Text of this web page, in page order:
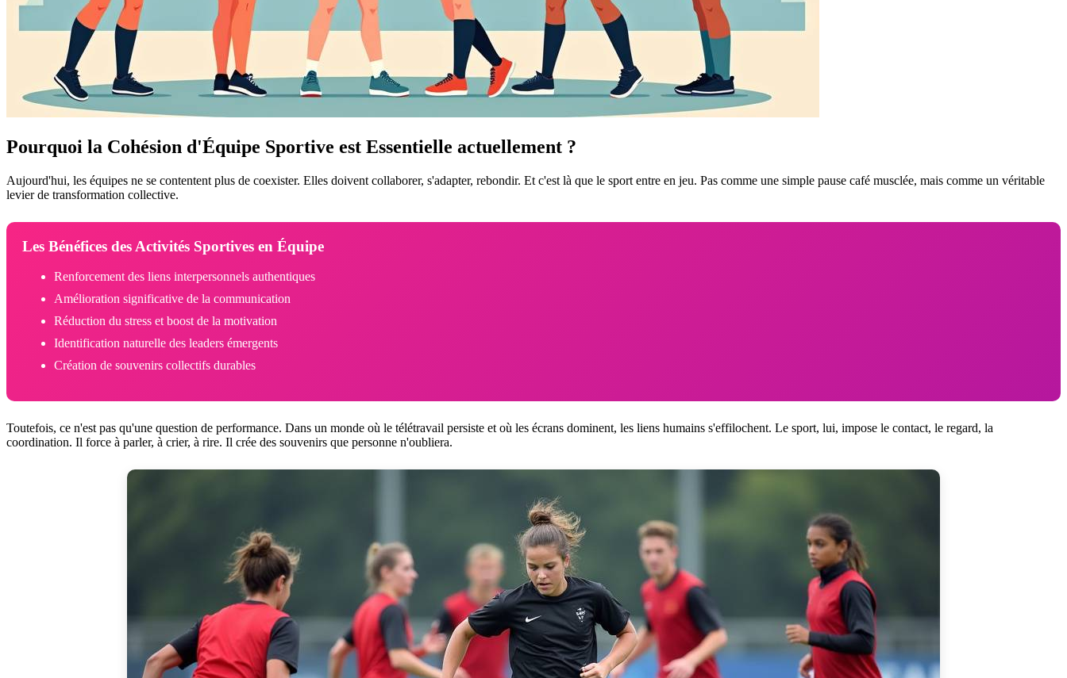
Pourquoi la Cohésion d'Équipe Sportive est Essentielle actuellement ?
Aujourd'hui, les équipes ne se contentent plus de coexister. Elles doivent collaborer, s'adapter, rebondir. Et c'est là que le sport entre en jeu. Pas comme une simple pause café musclée, mais comme un véritable
levier de transformation collective.
Les Bénéfices des Activités Sportives en Équipe
Renforcement des liens interpersonnels authentiques
Amélioration significative de la communication
Réduction du stress et boost de la motivation
Identification naturelle des leaders émergents
Création de souvenirs collectifs durables
Toutefois, ce n'est pas qu'une question de performance. Dans un monde où le télétravail persiste et où les écrans dominent, les liens humains s'effilochent. Le sport, lui, impose le contact, le regard, la
coordination. Il force à parler, à crier, à rire. Il crée des souvenirs que personne n'oubliera.